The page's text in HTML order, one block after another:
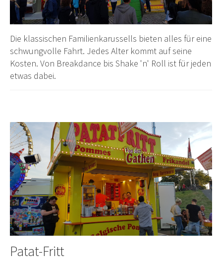
Die klassischen Familienkarussells bieten alles für eine
schwungvolle Fahrt. Jedes Alter kommt auf seine
Kosten. Von Breakdance bis Shake 'n' Roll ist für jeden
etwas dabei.
Patat-Fritt